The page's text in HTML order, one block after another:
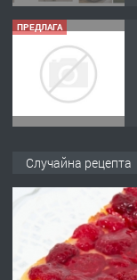
ПРЕДЛАГА
ПРЕДЛАГА
Случайна рецепта